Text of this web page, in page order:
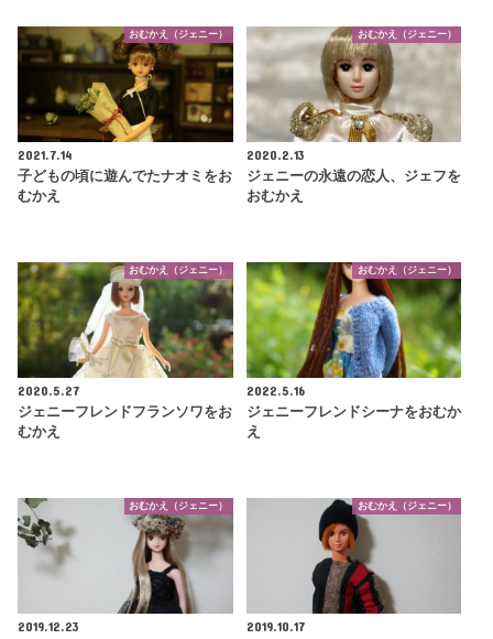
おむかえ（ジェニー）
2021.7.14
子どもの頃に遊んでたナオミをお
むかえ
おむかえ（ジェニー）
2020.2.13
ジェニーの永遠の恋人、ジェフを
おむかえ
おむかえ（ジェニー）
2020.5.27
ジェニーフレンドフランソワをお
むかえ
おむかえ（ジェニー）
2022.5.16
ジェニーフレンドシーナをおむか
え
おむかえ（ジェニー）
2019.12.23
おむかえ（ジェニー）
2019.10.17